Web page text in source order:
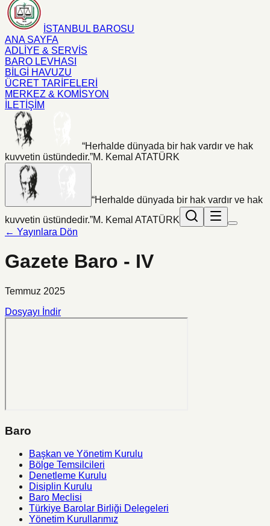
İSTANBUL BAROSU
ANA SAYFA
ADLİYE & SERVİS
BARO LEVHASI
BİLGİ HAVUZU
ÜCRET TARİFELERİ
MERKEZ & KOMİSYON
İLETİŞİM
“Herhalde dünyada bir hak vardır ve hak
kuvvetin üstündedir.”M. Kemal ATATÜRK
“Herhalde dünyada bir hak vardır ve hak
kuvvetin üstündedir.”M. Kemal ATATÜRK
← Yayınlara Dön
Gazete Baro - IV
Temmuz 2025
Dosyayı İndir
Baro
Başkan ve Yönetim Kurulu
Bölge Temsilcileri
Denetleme Kurulu
Disiplin Kurulu
Baro Meclisi
Türkiye Barolar Birliği Delegeleri
Yönetim Kurullarımız